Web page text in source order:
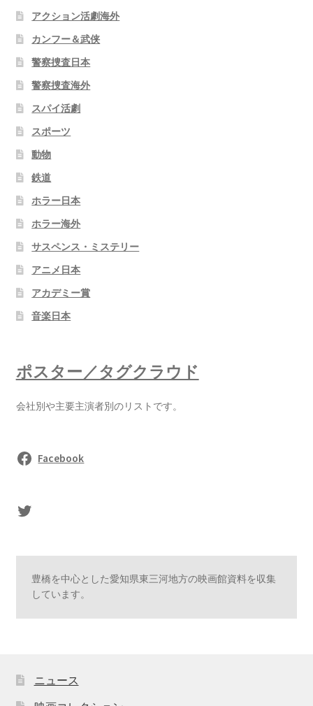
アクション活劇海外
カンフー＆武侠
警察捜査日本
警察捜査海外
スパイ活劇
スポーツ
動物
鉄道
ホラー日本
ホラー海外
サスペンス・ミステリー
アニメ日本
アカデミー賞
音楽日本
ポスター／タグクラウド
会社別や主要主演者別のリストです。
Facebook
sasaki's Twitter
豊橋を中心とした愛知県東三河地方の映画館資料を収集
しています。
ニュース